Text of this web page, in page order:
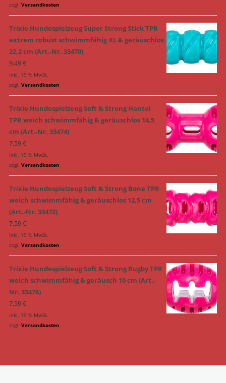
zzgl. Versandkosten
Trixie Hundespielzeug Super Strong Stick TPR
extrem robust schwimmfähig XL & geräuschlos
22,2 cm (Art.-Nr. 33470)
9,49€
inkl. 19 % MwSt.
zzgl. Versandkosten
Trixie Hundespielzeug Soft & Strong Hantel
TPR weich schwimmfähig & geräuschlos 14,5
cm (Art.-Nr. 33474)
7,59€
inkl. 19 % MwSt.
zzgl. Versandkosten
Trixie Hundespielzeug Soft & Strong Bone TPR
weich schwimmfähig & geräuschlos 12,5 cm
(Art.-Nr. 33472)
7,59€
inkl. 19 % MwSt.
zzgl. Versandkosten
Trixie Hundespielzeug Soft & Strong Rugby TPR
weich schwimmfähig & geräusch 10 cm (Art.-
Nr. 33476)
7,59€
inkl. 19 % MwSt.
zzgl. Versandkosten